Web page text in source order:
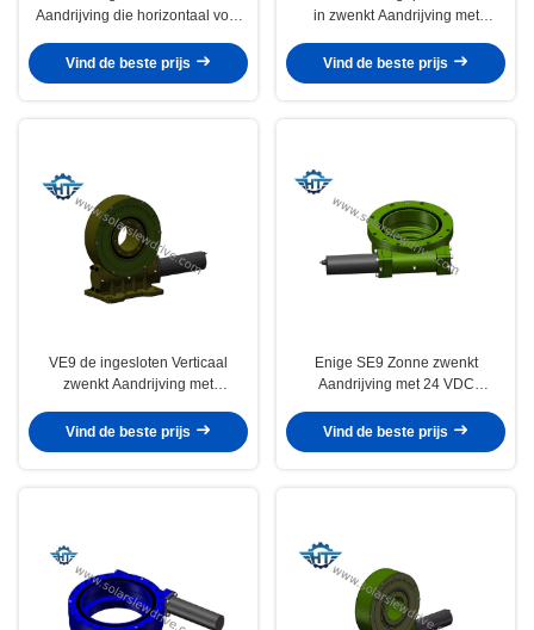
Aandrijving die horizontaal voor
geïnstalleerd
Vind de beste prijs
in zwenkt Aandrijving met
Bouwmachines
Vind de beste prijs
VE9 de ingesloten Verticaal
zwenkt Aandrijving met
vlak Enig Volgend Systeem
Vind de beste prijs
Enige SE9 Zonne zwenkt
Aandrijving met 24 VDC
Industriële en Zonnedrijvers
Vind de beste prijs